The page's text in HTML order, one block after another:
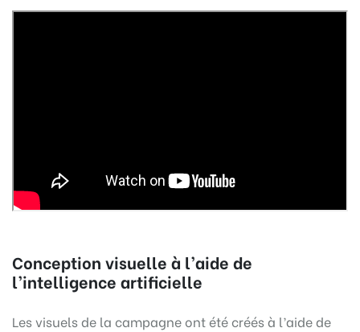
Conception visuelle à l’aide de
l’intelligence artificielle
Les visuels de la campagne ont été créés à l’aide de